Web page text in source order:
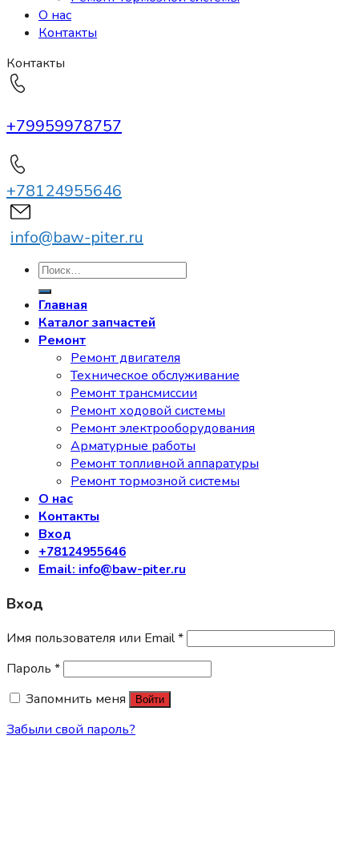
О нас
Контакты
Контакты
+79959978757
+78124955646
info@baw-piter.ru
Искать:
Главная
Каталог запчастей
Ремонт
Ремонт двигателя
Техническое обслуживание
Ремонт трансмиссии
Ремонт ходовой системы
Ремонт электрооборудования
Арматурные работы
Ремонт топливной аппаратуры
Ремонт тормозной системы
О нас
Контакты
Вход
+78124955646
Email: info@baw-piter.ru
Вход
Имя пользователя или Email*
Пароль *
Запомнить меня
Войти
Забыли свой пароль?